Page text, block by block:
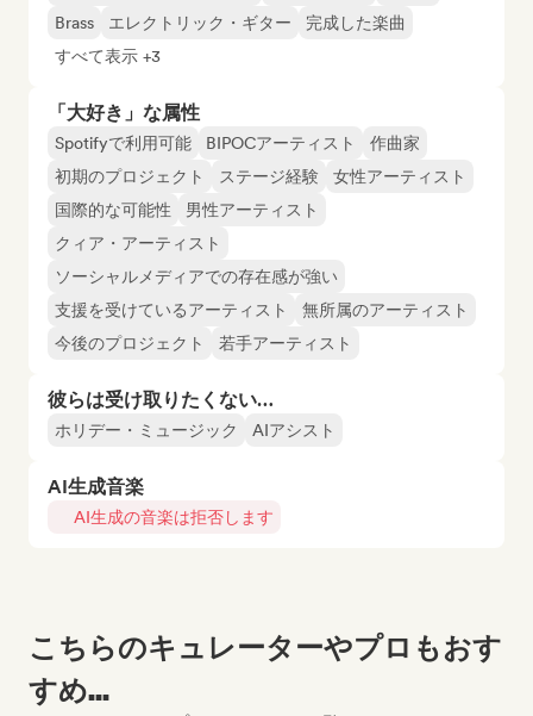
Brass
エレクトリック・ギター
完成した楽曲
すべて表示 +3
「大好き」な属性
Spotifyで利用可能 BIPOCアーティスト
作曲家
初期のプロジェクト
ステージ経験
女性アーティスト
国際的な可能性
男性アーティスト
クィア・アーティスト
ソーシャルメディアでの存在感が強い
支援を受けているアーティスト
無所属のアーティスト
今後のプロジェクト
若手アーティスト
彼らは受け取りたくない…
ホリデー・ミュージック AIアシスト
AI生成音楽
AI生成の音楽は拒否します
こちらのキュレーターやプロもおす
すめ...